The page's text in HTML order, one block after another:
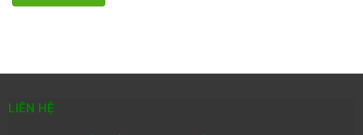
LIÊN HỆ